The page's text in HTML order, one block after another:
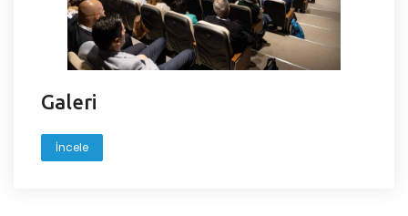
Galeri
İncele